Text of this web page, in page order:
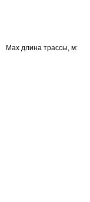
Max длина трассы, м: